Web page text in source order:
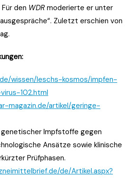
Für den WDR moderierte er unter
Zuletzt erschien von
wissen/leschs-kosmos/impfen-
102.html
magazin.de/artikel/geringe-
Impfstoffe gegen
Ansätze sowie klinische
Prüfphasen.
de/Artikel.aspx?